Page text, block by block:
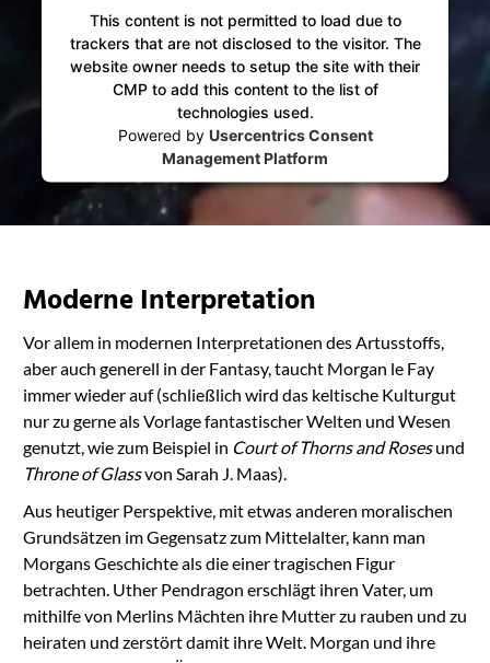
This content is not permitted to load due to
trackers that are not disclosed to the visitor. The
website owner needs to setup the site with their
CMP to add this content to the list of
technologies used.
Powered by Usercentrics Consent
Management Platform
Moderne Interpretation
Vor allem in modernen Interpretationen des Artusstoffs,
aber auch generell in der Fantasy, taucht Morgan le Fay
immer wieder auf (schließlich wird das keltische Kulturgut
nur zu gerne als Vorlage fantastischer Welten und Wesen
genutzt, wie zum Beispiel in Court of Thorns and Rosesund
Throne of Glassvon Sarah J. Maas).
Aus heutiger Perspektive, mit etwas anderen moralischen
Grundsätzen im Gegensatz zum Mittelalter, kann man
Morgans Geschichte als die einer tragischen Figur
betrachten. Uther Pendragon erschlägt ihren Vater, um
mithilfe von Merlins Mächten ihre Mutter zu rauben und zu
heiraten und zerstört damit ihre Welt. Morgan und ihre